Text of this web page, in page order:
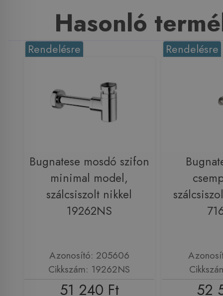
Hasonló
Rendelésre
Bugnatese mosdó szifon
minimal model,
szálcsiszolt nikkel
19262NS
Azonosító: 205606
Cikkszám: 19262NS
51 240 Ft
Rendelésre
52